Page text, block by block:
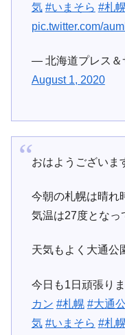
気 #いまそら #札
pic.twitter.com/
— 北海道プレス＆
August 1, 2020
おはようございま
今朝の札幌は晴れ
気温は27度となっ
天気もよく大通公
今日も1日頑張り
カン #札幌 #大通
気 #いまそら #札